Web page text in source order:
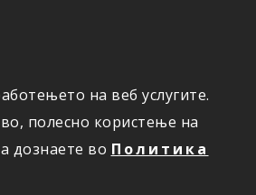
на веб услугите.
полесно користење на
дознаете во Политика
ОНЛАЈН